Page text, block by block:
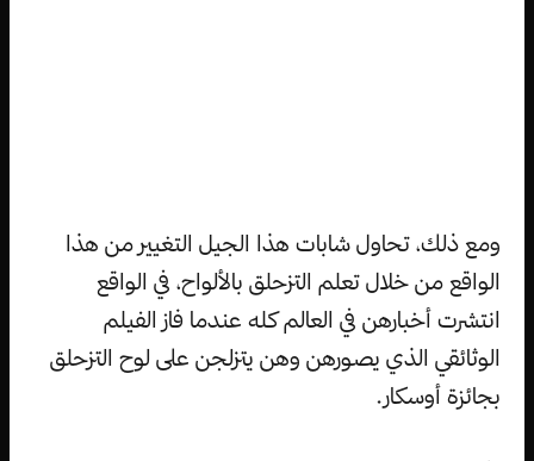
ومع ذلك، تحاول شابات هذا الجيل التغيير من هذا
الواقع من خلال تعلم التزحلق بالألواح، في الواقع
انتشرت أخبارهن في العالم كله عندما فاز الفيلم
الوثائقي الذي يصورهن وهن يتزلجن على لوح التزحلق
بجائزة أوسكار.